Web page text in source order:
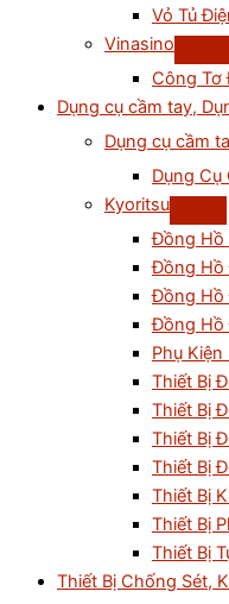
Vỏ Tủ
Vinasino
Công Tơ
Dụng cụ cầm tay,
Dụng cụ cầm
Dụng Cụ
Kyoritsu
Đồng Hồ
Đồng Hồ
Đồng Hồ
Đồng Hồ
Phụ Kiện
Thiết Bị
Thiết Bị
Thiết Bị
Thiết Bị
Thiết Bị
Thiết Bị
Thiết Bị
Thiết Bị Chống Sét,